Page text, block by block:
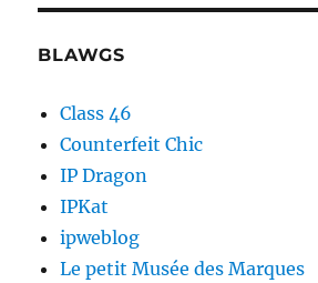
BLAWGS
Class 46
Counterfeit Chic
IP Dragon
IPKat
ipweblog
Le petit Musée des Marques